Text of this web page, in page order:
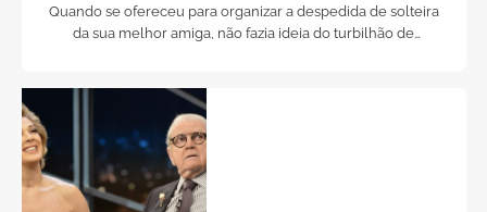
Quando se ofereceu para organizar a despedida de solteira
da sua melhor amiga, não fazia ideia do turbilhão de